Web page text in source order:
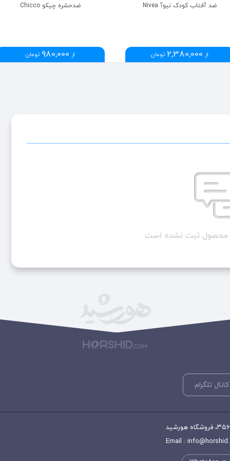
ضدحشره چیکو Chicco
از 980,000 تومان
ضد آفتاب کودک نیوآ Nivea
از 2,380,000 تومان
محصول ثبت نشده است
کانال تلگرام
Email :